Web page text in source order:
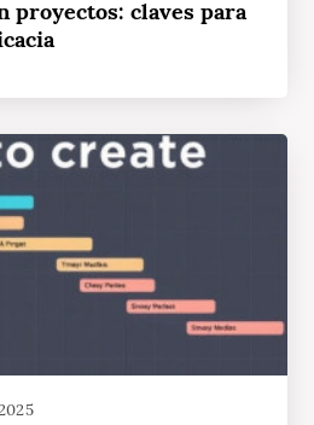
proyectos: claves para